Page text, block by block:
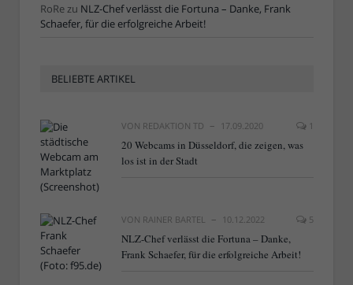
RoRezu NLZ-Chef verlässt die Fortuna – Danke, Frank
Schaefer, für die erfolgreiche Arbeit!
BELIEBTE ARTIKEL
VON REDAKTION TD 17.09.2020 1
20 Webcams in Düsseldorf, die zeigen, was
los ist in der Stadt
VON RAINER BARTEL 10.12.2022 5
NLZ-Chef verlässt die Fortuna – Danke,
Frank Schaefer, für die erfolgreiche Arbeit!